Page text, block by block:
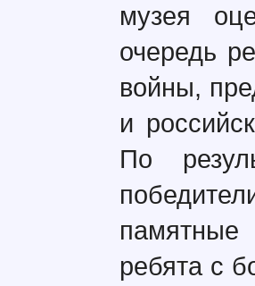
музея
очередь
войны,
и
По
ребята с